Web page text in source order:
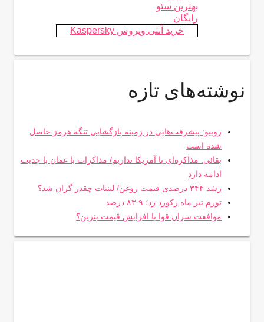
بهترین سئو
رایگان
خرید آنتی ویروس Kaspersky
نوشته‌های تازه
روبیو: پیشرفت‌هایی در زمینه بازگشایی تنگه هرمز حاصل
شده است
بقائی: مذاکره‌ای با آمریکا نداریم/ مذاکرات با عمان با جدیت
ادامه دارد
رشد ۳۴۴ درصدی قیمت روغن/ لبنیات چقدر گران شد؟
تورم تیر ماه رکورد زد؛ ۸۳.۹ درصد
موافقت سران قوا با افزایش قیمت بنزین؟